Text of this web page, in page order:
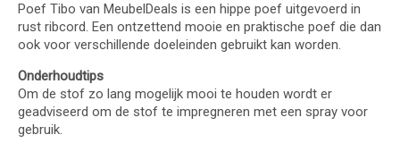
Poef Tibo van MeubelDeals is een hippe poef uitgevoerd in
rust ribcord. Een ontzettend mooie en praktische poef die dan
ook voor verschillende doeleinden gebruikt kan worden.
Onderhoudtips
Om de stof zo lang mogelijk mooi te houden wordt er
geadviseerd om de stof te impregneren met een spray voor
gebruik.